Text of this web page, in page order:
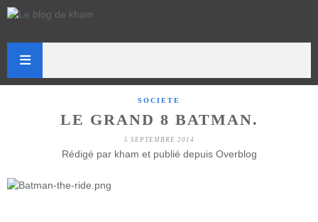
SOCIETE
LE GRAND 8 BATMAN.
5 SEPTEMBRE 2014
Rédigé par kham et publié depuis Overblog